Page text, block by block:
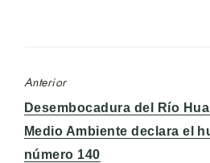
Anterior
Entrada
anterior:
Desembocadura del Río
Medio Ambiente declara el
número 140